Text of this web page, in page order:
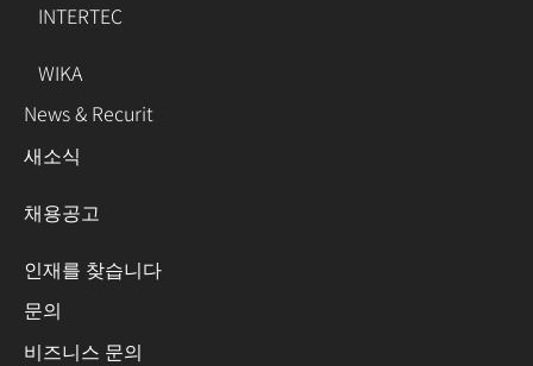
INTERTEC
WIKA
News & Recurit
새소식
채용공고
인재를 찾습니다
문의
비즈니스 문의